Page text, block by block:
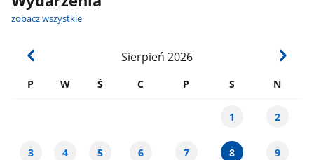
zobacz wszystkie
Sierpień 2026
P W Ś C P S N
1 2
3 4 5 6 7 8 9